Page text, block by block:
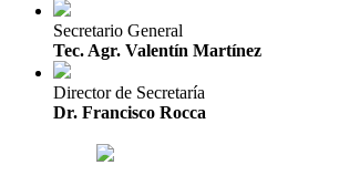
Secretario General
Tec. Agr. Valentín Martínez
Director de Secretaría
Dr. Francisco Rocca